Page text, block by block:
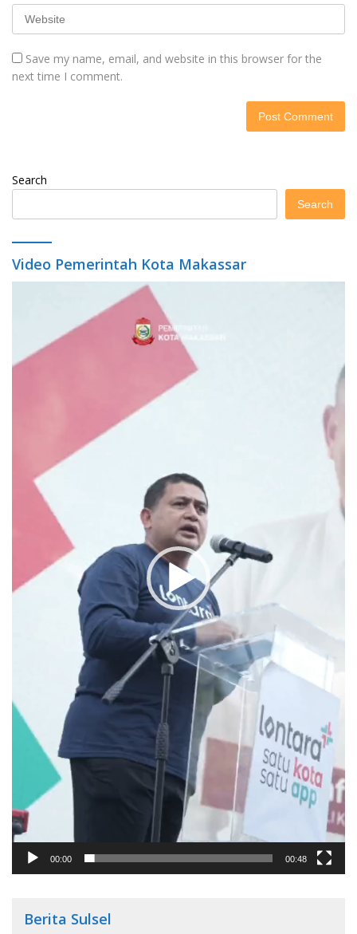
Save my name, email, and website in this browser for the
next time I comment.
Search
Search
Video Pemerintah Kota Makassar
00:00 00:48
Berita Sulsel